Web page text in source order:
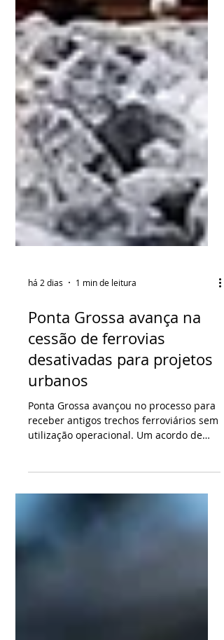
há 2 dias 1 min de leitura
Ponta Grossa avança na
cessão de ferrovias
desativadas para projetos
urbanos
Ponta Grossa avançou no processo para
Ministério dos Transportes, o
Prefeitura e a concessionária Rumo